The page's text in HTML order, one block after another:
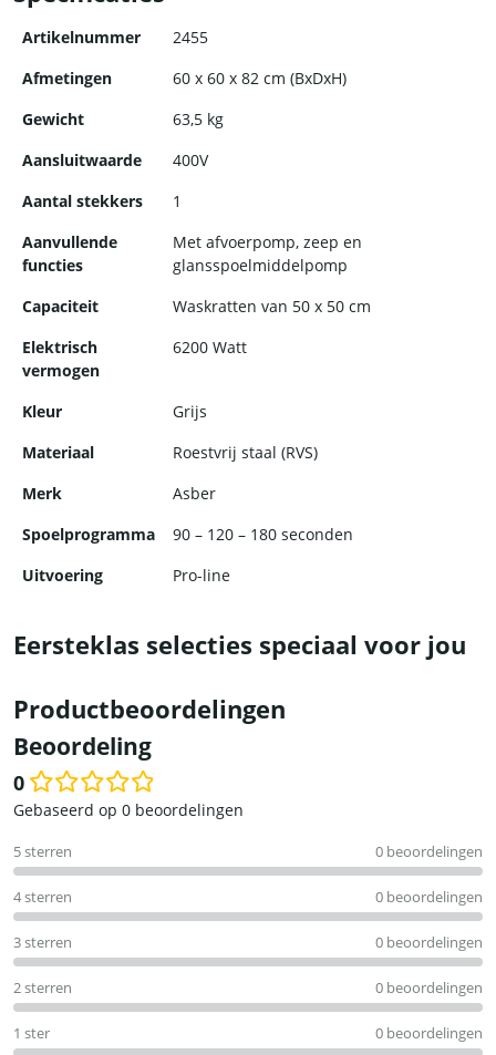
Artikelnummer
2455
Afmetingen
60 x 60 x 82 cm (BxDxH)
Gewicht
63,5 kg
Aansluitwaarde
400V
Aantal stekkers
1
Aanvullende
functies
Met afvoerpomp, zeep en
glansspoelmiddelpomp
Capaciteit
Waskratten van 50 x 50 cm
Elektrisch
vermogen
6200 Watt
Kleur
Grijs
Materiaal
Roestvrij staal (RVS)
Merk
Asber
Spoelprogramma
90 – 120 – 180 seconden
Uitvoering
Pro-line
Eersteklas selecties speciaal voor jou
Productbeoordelingen
Beoordeling
0
Waardering
uit
5
Gebaseerd op 0 beoordelingen
5 sterren 0 beoordelingen
4 sterren 0 beoordelingen
3 sterren 0 beoordelingen
2 sterren 0 beoordelingen
1 ster 0 beoordelingen